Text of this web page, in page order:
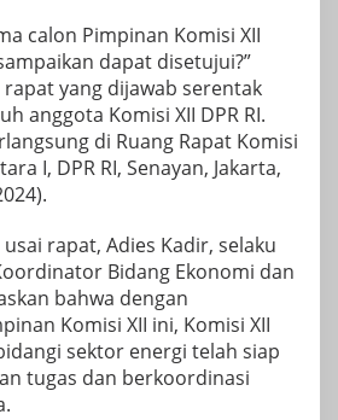
calon Pimpinan Komisi XII
dapat disetujui?”
yang dijawab serentak
anggota Komisi XII DPR RI.
di Ruang Rapat Komisi
I, DPR RI, Senayan, Jakarta,
rapat, Adies Kadir, selaku
Bidang Ekonomi dan
bahwa dengan
Komisi XII ini, Komisi XII
sektor energi telah siap
tugas dan berkoordinasi